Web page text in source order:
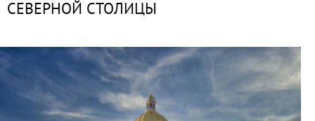
СЕВЕРНОЙ СТОЛИЦЫ